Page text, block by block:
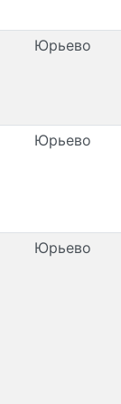
Юрьево
Юрьево
Юрьево